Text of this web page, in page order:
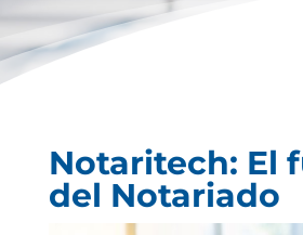
Notaritech: El
del Notariado